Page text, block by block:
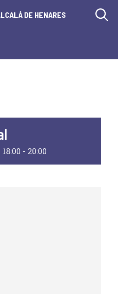
DE HENARES
- 20:00